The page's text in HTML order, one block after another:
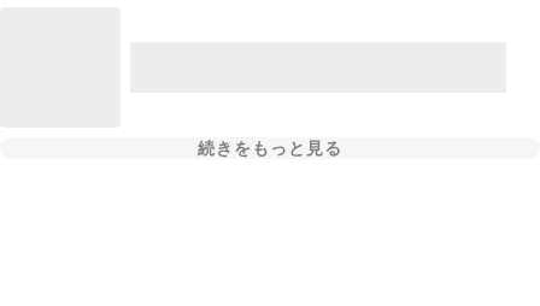
続きをもっと見る